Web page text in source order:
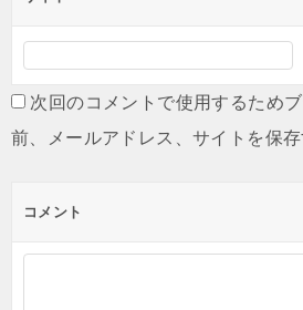
次回のコメントで使用するため
前、メールアドレス、サイトを保存
コメント